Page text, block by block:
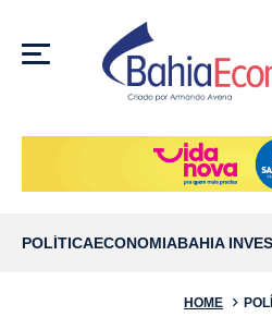
MENU
POLÍTICAECONOMIABAHIA
HOME